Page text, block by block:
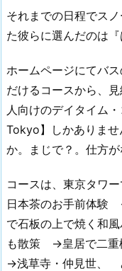
それまでの日程でス
た彼らに選んだのは『
ホームページにてバ
だけるコースから、
人向けのデイタイム
Tokyo】しかありま
か。まじで？。仕方が
コースは、東京タワ
日本茶のお手前体験
で石板の上で焼く和
も散策 →皇居で二
→浅草寺・仲見世、